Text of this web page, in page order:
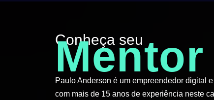
Conheça seu
Mentor
Paulo Anderson é um empreendedor digital
com mais de 15 anos de experiência neste